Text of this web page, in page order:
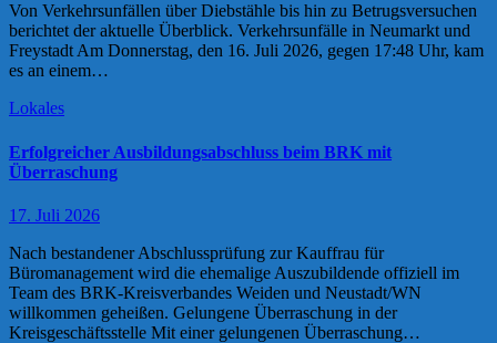
Von Verkehrsunfällen über Diebstähle bis hin zu Betrugsversuchen
berichtet der aktuelle Überblick. Verkehrsunfälle in Neumarkt und
Freystadt Am Donnerstag, den 16. Juli 2026, gegen 17:48 Uhr, kam
es an einem…
Lokales
Erfolgreicher Ausbildungsabschluss beim BRK mit
Überraschung
17. Juli 2026
Nach bestandener Abschlussprüfung zur Kauffrau für
Büromanagement wird die ehemalige Auszubildende offiziell im
Team des BRK-Kreisverbandes Weiden und Neustadt/WN
willkommen geheißen. Gelungene Überraschung in der
Kreisgeschäftsstelle Mit einer gelungenen Überraschung…